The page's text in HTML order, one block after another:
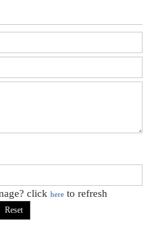
clickhere to refresh